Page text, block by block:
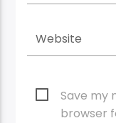
Save my
browser